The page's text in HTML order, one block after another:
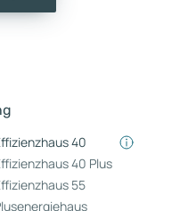
40
40 Plus
55